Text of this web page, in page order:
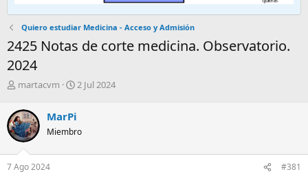
Quiero estudiar Medicina - Acceso y Admisión
2425 Notas de corte medicina. Observatorio.
2024
A
t
o
r
martacvm
F
a
e
2 Jul 2024
MarPi
Miembro
7 Ago 2024 #381